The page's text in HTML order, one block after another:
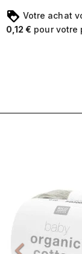
Votre achat
0,12 € pour votre